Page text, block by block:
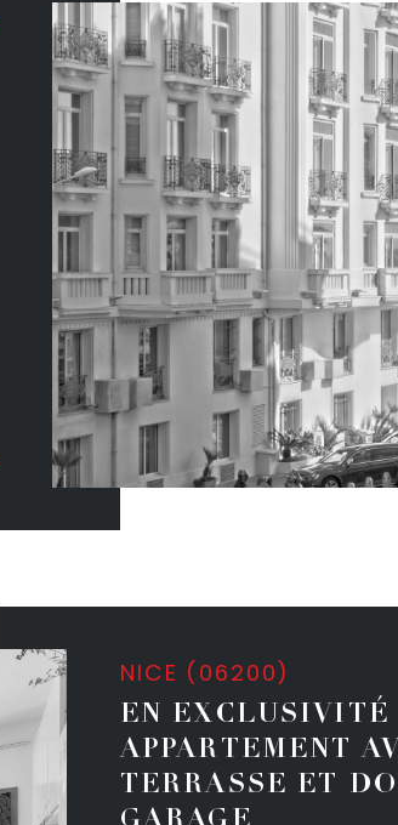
NICE (06200)
EN EXCLUSIVITÉ
APPARTEMENT
TERRASSE ET